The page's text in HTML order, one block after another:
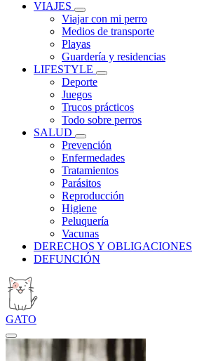
VIAJES
Viajar con mi perro
Medios de transporte
Playas
Guardería y residencias
LIFESTYLE
Deporte
Juegos
Trucos prácticos
Todo sobre perros
SALUD
Prevención
Enfermedades
Tratamientos
Parásitos
Reproducción
Higiene
Peluquería
Vacunas
DERECHOS Y OBLIGACIONES
DEFUNCIÓN
GATO